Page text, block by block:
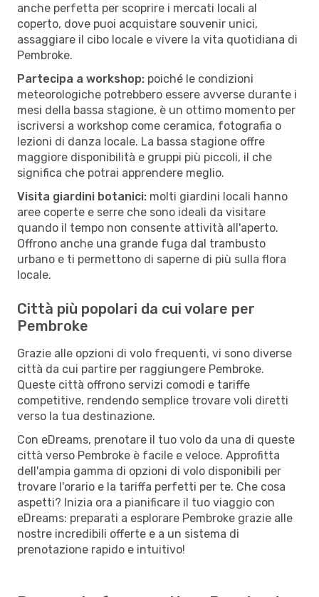
anche perfetta per scoprire i mercati locali al
coperto, dove puoi acquistare souvenir unici,
assaggiare il cibo locale e vivere la vita quotidiana di
Pembroke.
Partecipa a workshop: poiché le condizioni
meteorologiche potrebbero essere avverse durante i
mesi della bassa stagione, è un ottimo momento per
iscriversi a workshop come ceramica, fotografia o
lezioni di danza locale. La bassa stagione offre
maggiore disponibilità e gruppi più piccoli, il che
significa che potrai apprendere meglio.
Visita giardini botanici: molti giardini locali hanno
aree coperte e serre che sono ideali da visitare
quando il tempo non consente attività all'aperto.
Offrono anche una grande fuga dal trambusto
urbano e ti permettono di saperne di più sulla flora
locale.
Città più popolari da cui volare per
Pembroke
Grazie alle opzioni di volo frequenti, vi sono diverse
città da cui partire per raggiungere Pembroke.
Queste città offrono servizi comodi e tariffe
competitive, rendendo semplice trovare voli diretti
verso la tua destinazione.
Con eDreams, prenotare il tuo volo da una di queste
città verso Pembroke è facile e veloce. Approfitta
dell'ampia gamma di opzioni di volo disponibili per
trovare l'orario e la tariffa perfetti per te. Che cosa
aspetti? Inizia ora a pianificare il tuo viaggio con
eDreams: preparati a esplorare Pembroke grazie alle
nostre incredibili offerte e a un sistema di
prenotazione rapido e intuitivo!